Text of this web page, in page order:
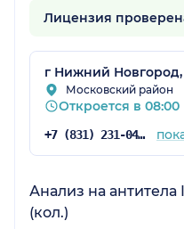
Лицензия
г Нижний
Московский район
Откроется в 08:00
+7 (831) 231-04-61
Анализ на
(кол.)